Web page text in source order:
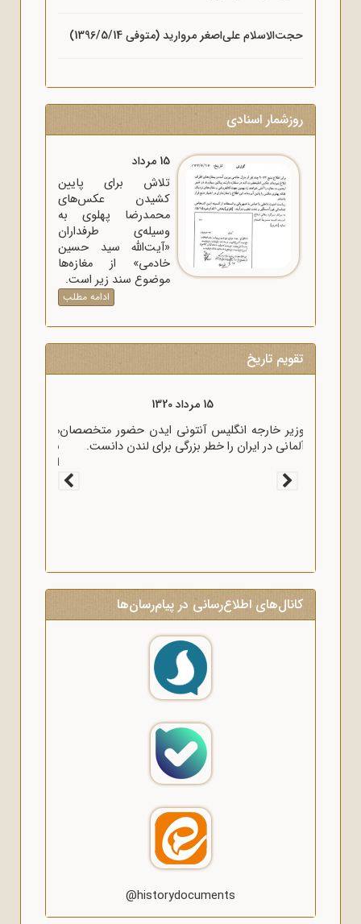
حجت‌الاسلام علی‌اصغر مروارید (متوفی 1396/5/14)
روزشمار اسنادی
15 مرداد
تلاش برای پایین
کشیدن عکس‌های
محمدرضا پهلوی به
وسیله‌ی طرفداران
«آیت‌الله سید حسین
خادمی» از مغازه‌ها
موضوع سند زیر است.
ادامه مطلب
تقویم تاریخ
15 مرداد 1320
وزیر خارجه انگلیس آنتونی ایدن حضور متخصصان
آلمانی در ایران را خطر بزرگی برای لندن دانست.
کانال‌های اطلاع‌رسانی در پیام‌رسان‌ها
@historydocuments